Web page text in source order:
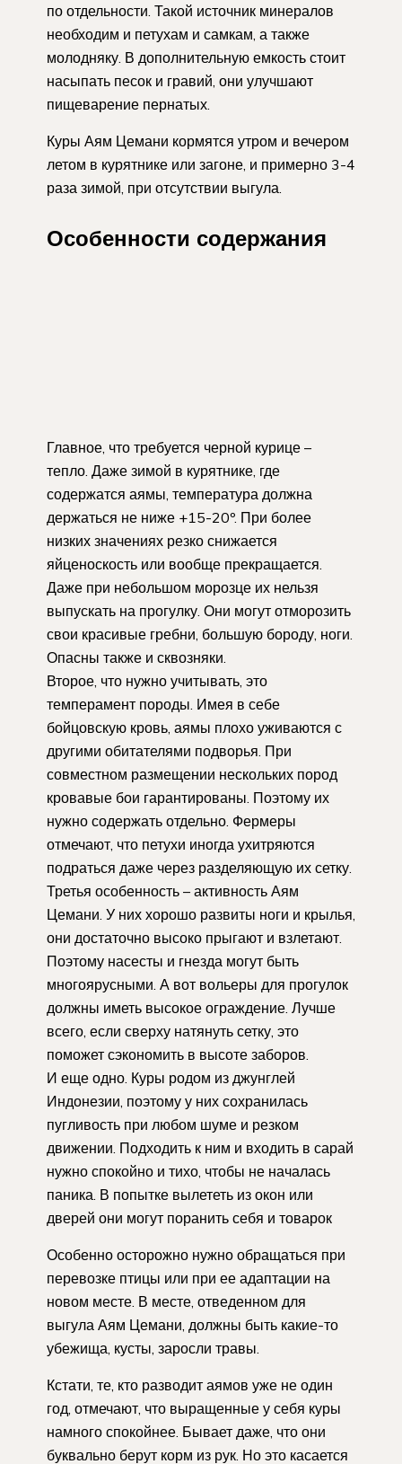
по отдельности. Такой источник минералов
необходим и петухам и самкам, а также
молодняку. В дополнительную емкость стоит
насыпать песок и гравий, они улучшают
пищеварение пернатых.
Куры Аям Цемани кормятся утром и вечером
летом в курятнике или загоне, и примерно 3-4
раза зимой, при отсутствии выгула.
Особенности содержания
Главное, что требуется черной курице –
тепло. Даже зимой в курятнике, где
содержатся аямы, температура должна
держаться не ниже +15-20º. При более
низких значениях резко снижается
яйценоскость или вообще прекращается.
Даже при небольшом морозце их нельзя
выпускать на прогулку. Они могут отморозить
свои красивые гребни, большую бороду, ноги.
Опасны также и сквозняки.
Второе, что нужно учитывать, это
темперамент породы. Имея в себе
бойцовскую кровь, аямы плохо уживаются с
другими обитателями подворья. При
совместном размещении нескольких пород
кровавые бои гарантированы. Поэтому их
нужно содержать отдельно. Фермеры
отмечают, что петухи иногда ухитряются
подраться даже через разделяющую их сетку.
Третья особенность – активность Аям
Цемани. У них хорошо развиты ноги и крылья,
они достаточно высоко прыгают и взлетают.
Поэтому насесты и гнезда могут быть
многоярусными. А вот вольеры для прогулок
должны иметь высокое ограждение. Лучше
всего, если сверху натянуть сетку, это
поможет сэкономить в высоте заборов.
И еще одно. Куры родом из джунглей
Индонезии, поэтому у них сохранилась
пугливость при любом шуме и резком
движении. Подходить к ним и входить в сарай
нужно спокойно и тихо, чтобы не началась
паника. В попытке вылететь из окон или
дверей они могут поранить себя и товарок
Особенно осторожно нужно обращаться при
перевозке птицы или при ее адаптации на
новом месте. В месте, отведенном для
выгула Аям Цемани, должны быть какие-то
убежища, кусты, заросли травы.
Кстати, те, кто разводит аямов уже не один
год, отмечают, что выращенные у себя куры
намного спокойнее. Бывает даже, что они
буквально берут корм из рук. Но это касается